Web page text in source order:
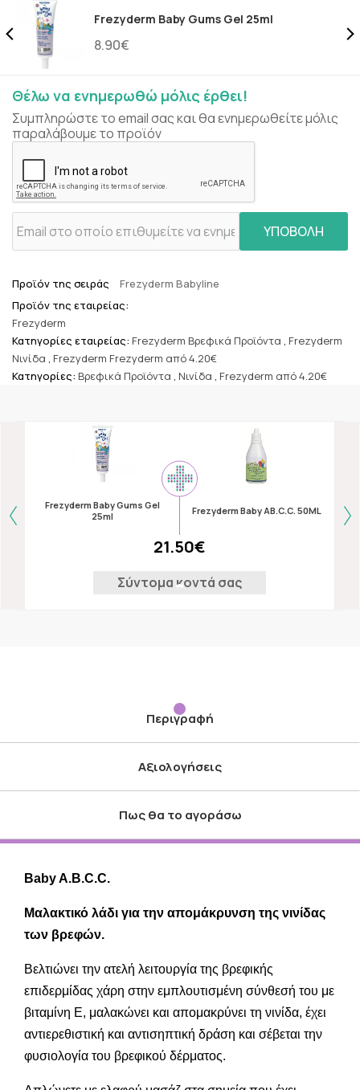
Frezyderm Baby Gums Gel 25ml
8.90€
Θέλω να ενημερωθώ μόλις έρθει!
Συμπληρώστε το email σας και θα ενημερωθείτε μόλις
παραλάβουμε το προϊόν
ΥΠΟΒΟΛΗ
Προϊόν της σειράς
Frezyderm Babyline
Προϊόν της εταιρείας:
Frezyderm
Κατηγορίες εταιρείας: Frezyderm Βρεφικά Προϊόντα , Frezyderm
Νινίδα , Frezyderm Frezyderm από 4.20€
Κατηγορίες: Βρεφικά Προϊόντα , Νινίδα , Frezyderm από 4.20€
Frezyderm Baby Gums Gel
25ml
Frezyderm Baby AB.C.C. 50ML
21.50€
Σύντομα κοντά σας
Περιγραφή
Αξιολογήσεις
Πως θα το αγοράσω
Baby A.B.C.C.
Μαλακτικό λάδι για την απομάκρυνση της νινίδας
των βρεφών.
Βελτιώνει την ατελή λειτουργία της βρεφικής
επιδερμίδας χάρη στην εμπλουτισμένη σύνθεσή του με
βιταμίνη Ε, μαλακώνει και απομακρύνει τη νινίδα, έχει
αντιερεθιστική και αντισηπτική δράση και σέβεται την
φυσιολογία του βρεφικού δέρματος.